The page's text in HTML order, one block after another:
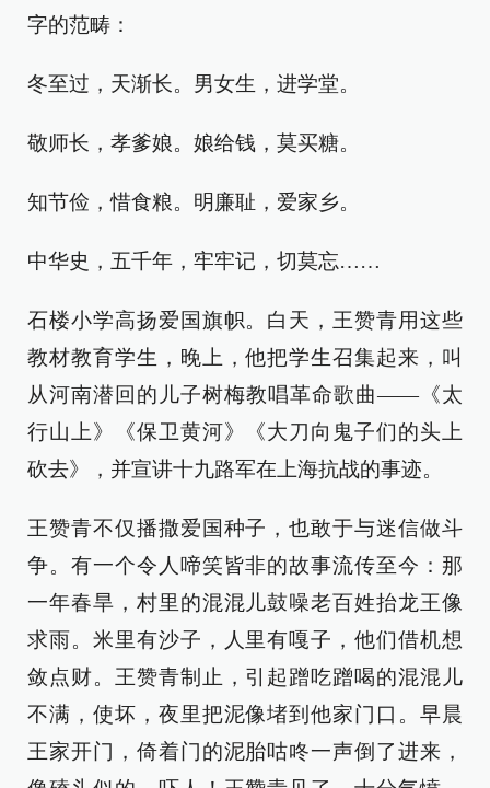
字的范畴：
冬至过，天渐长。男女生，进学堂。
敬师长，孝爹娘。娘给钱，莫买糖。
知节俭，惜食粮。明廉耻，爱家乡。
中华史，五千年，牢牢记，切莫忘……
石楼小学高扬爱国旗帜。白天，王赞青用这些
教材教育学生，晚上，他把学生召集起来，叫
从河南潜回的儿子树梅教唱革命歌曲——《太
行山上》《保卫黄河》《大刀向鬼子们的头上
砍去》，并宣讲十九路军在上海抗战的事迹。
王赞青不仅播撒爱国种子，也敢于与迷信做斗
争。有一个令人啼笑皆非的故事流传至今：那
一年春旱，村里的混混儿鼓噪老百姓抬龙王像
求雨。米里有沙子，人里有嘎子，他们借机想
敛点财。王赞青制止，引起蹭吃蹭喝的混混儿
不满，使坏，夜里把泥像堵到他家门口。早晨
王家开门，倚着门的泥胎咕咚一声倒了进来，